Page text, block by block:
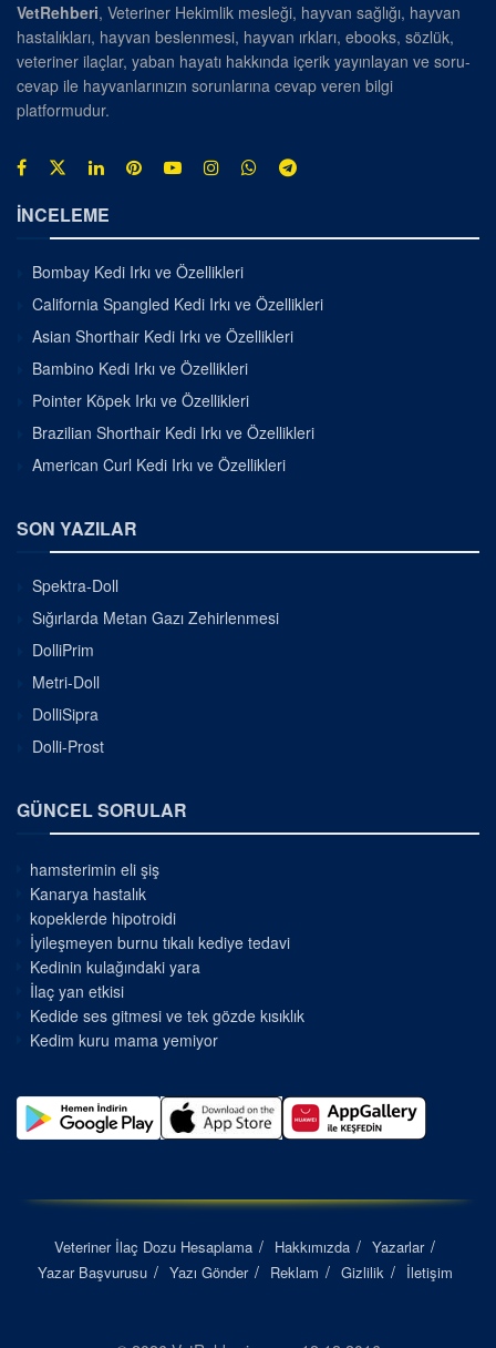
VetRehberi, Veteriner Hekimlik mesleği, hayvan sağlığı, hayvan
hastalıkları, hayvan beslenmesi, hayvan ırkları, ebooks, sözlük,
veteriner ilaçlar, yaban hayatı hakkında içerik yayınlayan ve soru-
cevap ile hayvanlarınızın sorunlarına cevap veren bilgi
platformudur.
İNCELEME
Bombay Kedi Irkı ve Özellikleri
California Spangled Kedi Irkı ve Özellikleri
Asian Shorthair Kedi Irkı ve Özellikleri
Bambino Kedi Irkı ve Özellikleri
Pointer Köpek Irkı ve Özellikleri
Brazilian Shorthair Kedi Irkı ve Özellikleri
American Curl Kedi Irkı ve Özellikleri
SON YAZILAR
Spektra-Doll
Sığırlarda Metan Gazı Zehirlenmesi
DolliPrim
Metri-Doll
DolliSipra
Dolli-Prost
GÜNCEL SORULAR
hamsterimin eli şiş
Kanarya hastalık
kopeklerde hipotroidi
İyileşmeyen burnu tıkalı kediye tedavi
Kedinin kulağındaki yara
İlaç yan etkisi
Kedide ses gitmesi ve tek gözde kısıklık
Kedim kuru mama yemiyor
Veteriner İlaç Dozu Hesaplama Hakkımızda
Yazarlar
Yazar Başvurusu
Yazı Gönder Reklam Gizlilik İletişim